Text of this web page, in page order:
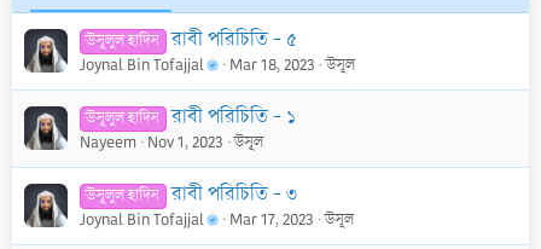
উসূলুল হাদিস রাবী পরিচিতি - ৫
Joynal Bin Tofajjal Mar 18, 2023 উসূল
উসূলুল হাদিস রাবী পরিচিতি - ১
Nayeem Nov 1, 2023 উসূল
উসূলুল হাদিস রাবী পরিচিতি - ৩
Joynal Bin Tofajjal Mar 17, 2023 উসূল